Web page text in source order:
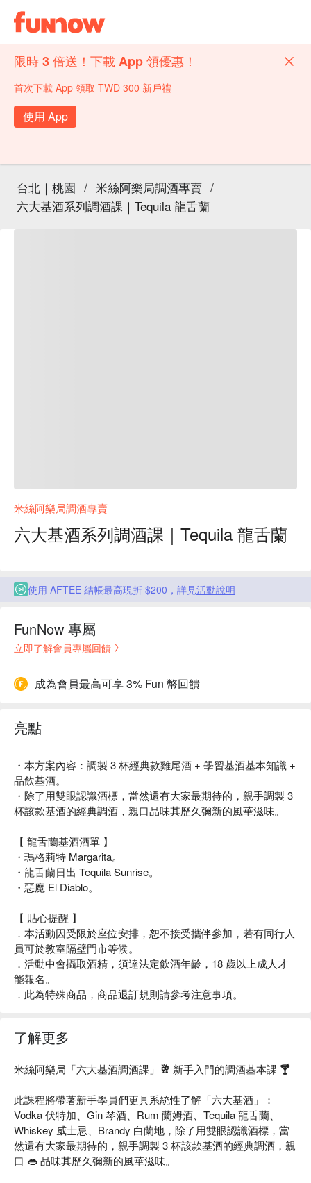
限時 3 倍送！下載 App 領優惠！
首次下載 App 領取 TWD 300 新戶禮
使用 App
台北｜桃園 / 米絲阿樂局調酒專賣 /
六大基酒系列調酒課｜Tequila 龍舌蘭
米絲阿樂局調酒專賣
六大基酒系列調酒課｜Tequila 龍舌蘭
使用 AFTEE 結帳最高現折 $200，詳見活動說明
FunNow 專屬
立即了解會員專屬回饋
成為會員最高可享 3% Fun 幣回饋
亮點
・本方案內容：調製 3 杯經典款雞尾酒 + 學習基酒基本知識 +
品飲基酒。
・除了用雙眼認識酒標，當然還有大家最期待的，親手調製 3
杯該款基酒的經典調酒，親口品味其歷久彌新的風華滋味。
【 龍舌蘭基酒酒單 】
・瑪格莉特 Margarita。
・龍舌蘭日出 Tequila Sunrise。
・惡魔 El Diablo。
【 貼心提醒 】
．本活動因受限於座位安排，恕不接受攜伴參加，若有同行人
員可於教室隔壁門市等候。
．活動中會攝取酒精，須達法定飲酒年齡，18 歲以上成人才
能報名。
．此為特殊商品，商品退訂規則請參考注意事項。
了解更多
米絲阿樂局「六大基酒調酒課」🥂 新手入門的調酒基本課 🍸
此課程將帶著新手學員們更具系統性了解「六大基酒」：
Vodka 伏特加、Gin 琴酒、Rum 蘭姆酒、Tequila 龍舌蘭、
Whiskey 威士忌、Brandy 白蘭地，除了用雙眼認識酒標，當
然還有大家最期待的，親手調製 3 杯該款基酒的經典調酒，親
口 👄 品味其歷久彌新的風華滋味。